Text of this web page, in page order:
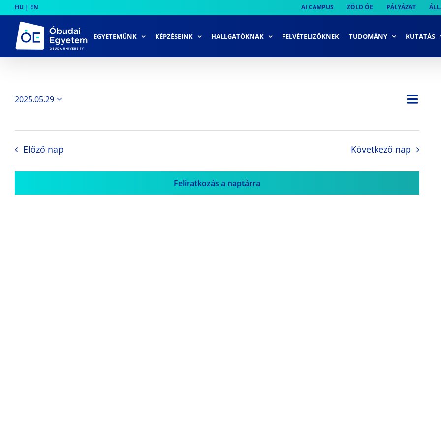
to
content
HU | EN AI CAMPUS ZÖLD ÓE PÁLYÁZAT
EGYETEMÜNK KÉPZÉSEINK HALLGATÓKNAK FELVÉTELIZŐKNEK TUDOMÁNY KUTATÁS
Nap
2025.05.29
Előző nap Következő nap
Feliratkozás a naptárra